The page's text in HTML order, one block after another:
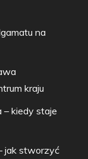
na
kraju
– kiedy staje
jak stworzyć